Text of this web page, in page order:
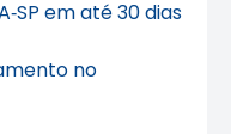
em até 30 dias
no